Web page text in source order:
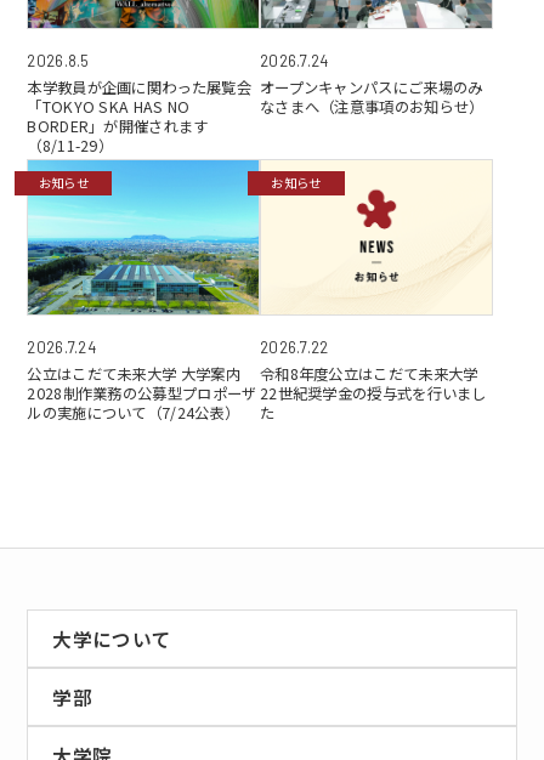
2026.8.5
本学教員が企画に関わった展覧会
「TOKYO SKA HAS NO
BORDER」が開催されます
（8/11-29）
2026.7.24
オープンキャンパスにご来場のみ
なさまへ（注意事項のお知らせ）
お知らせ
2026.7.24
公立はこだて未来大学 大学案内
2028制作業務の公募型プロポーザ
ルの実施について（7/24公表）
お知らせ
2026.7.22
令和8年度公立はこだて未来大学
22世紀奨学金の授与式を行いまし
た
大学について
学部